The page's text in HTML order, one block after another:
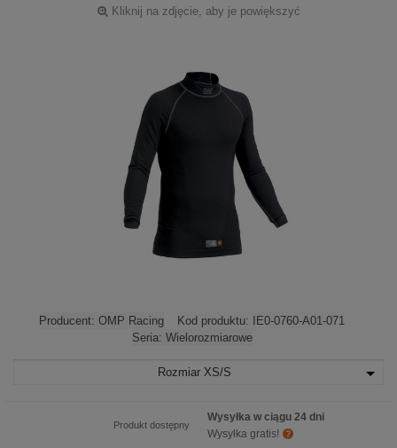
Kliknij na zdjęcie, aby je powiększyć
Producent: OMP Racing Kod produktu:
IE0-0760-A01-071
Seria: Wielorozmiarowe
Rozmiar XS/S
Produkt dostępny
Wysyłka w ciągu 24 dni
Wysyłka gratis!